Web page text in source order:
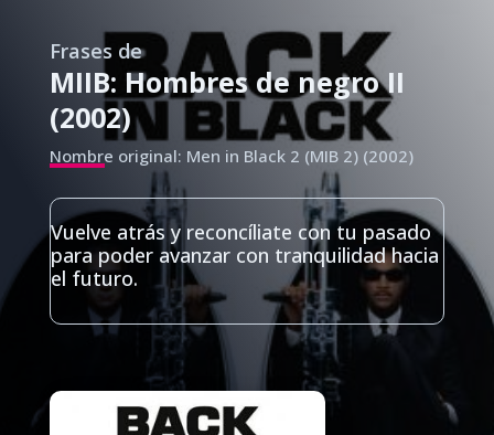
Frases de
MIIB: Hombres de negro II
(2002)
Nombre original: Men in Black 2 (MIB 2) (2002)
Vuelve atrás y reconcíliate con tu pasado
para poder avanzar con tranquilidad hacia
el futuro.